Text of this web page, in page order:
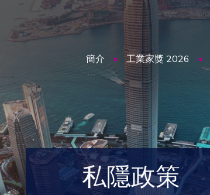
簡介 工業家獎 2026
私隱政策